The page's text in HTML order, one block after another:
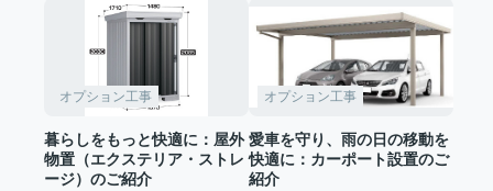
オプション工事
暮らしをもっと快適に：屋外
物置（エクステリア・ストレ
ージ）のご紹介
オプション工事
愛車を守り、雨の日の移動を
快適に：カーポート設置のご
紹介